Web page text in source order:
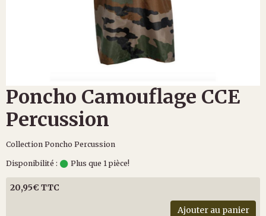
Poncho Camouflage CCE
Percussion
Collection Poncho Percussion
Disponibilité : Plus que 1 pièce!
20,95€ TTC
Ajouter au panier